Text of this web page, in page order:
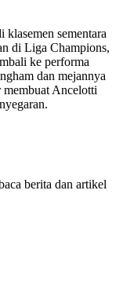
sementara
di Liga Champions,
ke performa
dan mejannya
Ancelotti
berita dan artikel